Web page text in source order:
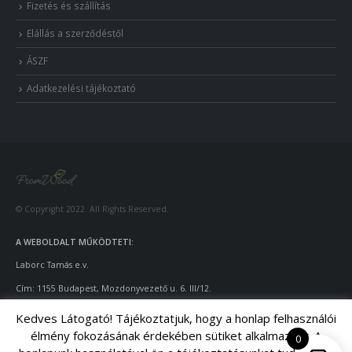
Fizetés és szállítás
Elállás a szerződéstől
ÁSZF
Adatkezelési tájékoztató
© Copyright 2022. All Rights Reserved.
A WEBOLDALT MŰKÖDTETI:
Laborc Tamás e.v.
Cím: 1155 Budapest, Mozdonyvezető u. 6. III/12.
Telefon: +36-70/428-9643
Kedves Látogató! Tájékoztatjuk, hogy a honlap felhasználói
élmény fokozásának érdekében sütiket alkalmazunk. A
0